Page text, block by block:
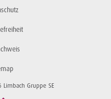
Gruppe SE